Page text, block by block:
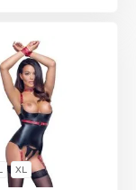
XL